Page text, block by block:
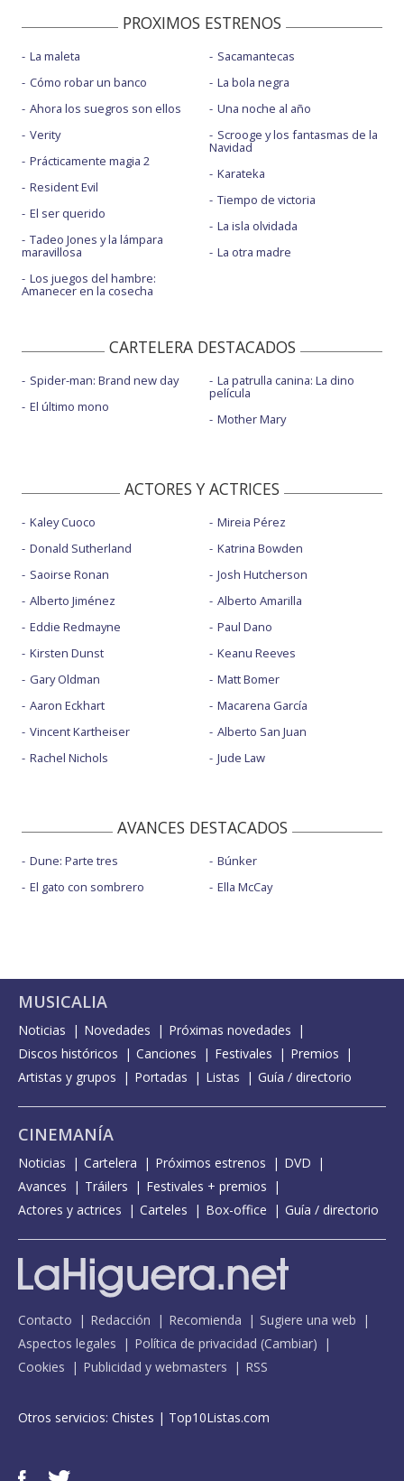
PROXIMOS ESTRENOS
La maleta
Cómo robar un banco
Ahora los suegros son ellos
Verity
Prácticamente magia 2
Resident Evil
El ser querido
Tadeo Jones y la lámpara
maravillosa
Los juegos del hambre:
Amanecer en la cosecha
Sacamantecas
La bola negra
Una noche al año
Scrooge y los fantasmas de la
Navidad
Karateka
Tiempo de victoria
La isla olvidada
La otra madre
CARTELERA DESTACADOS
Spider-man: Brand new day
El último mono
La patrulla canina: La dino
película
Mother Mary
ACTORES Y ACTRICES
Kaley Cuoco
Donald Sutherland
Saoirse Ronan
Alberto Jiménez
Eddie Redmayne
Kirsten Dunst
Gary Oldman
Aaron Eckhart
Vincent Kartheiser
Rachel Nichols
Mireia Pérez
Katrina Bowden
Josh Hutcherson
Alberto Amarilla
Paul Dano
Keanu Reeves
Matt Bomer
Macarena García
Alberto San Juan
Jude Law
AVANCES DESTACADOS
Dune: Parte tres
El gato con sombrero
Búnker
Ella McCay
MUSICALIA
Noticias Novedades
Próximas novedades
Discos históricos
Canciones Festivales
Premios
Artistas y grupos
Portadas Listas Guía / directorio
CINEMANÍA
Noticias Cartelera Próximos estrenos
DVD
Avances
Tráilers
Festivales + premios
Actores y actrices
Carteles Box-office Guía / directorio
Contacto Redacción Recomienda
Sugiere una web
Aspectos legales
Política de privacidad (Cambiar)
Cookies
Publicidad y webmasters RSS
Otros servicios: Chistes | Top10Listas.com